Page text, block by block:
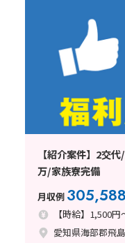
【紹介案件】2交
万/家族寮完備
月収例 305,588
【時給】1,500円
愛知県海部郡飛